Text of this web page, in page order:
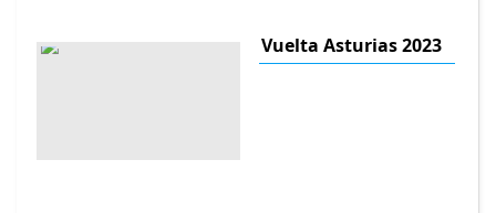
Vuelta Asturias 2023